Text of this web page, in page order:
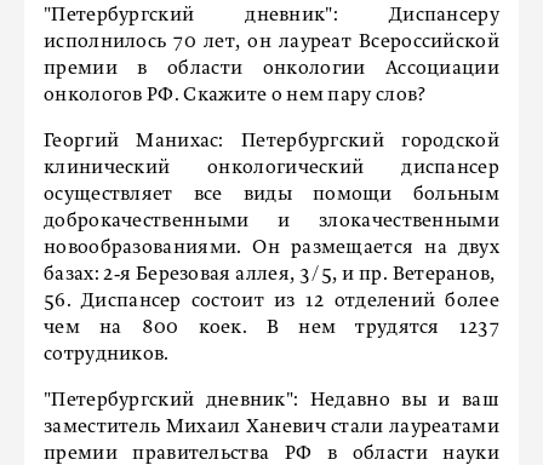
"Петербургский дневник": Диспансеру
исполнилось 70 лет, он лауреат Всероссийской
премии в области онкологии Ассоциации
онкологов РФ. Скажите о нем пару слов?
Георгий Манихас:
Петербургский городской
клинический онкологичес­кий диспансер
осуществляет все виды помощи больным
доброкачественными и злокачественными
новообразованиями. Он размещается на двух
базах: 2‑я Березовая аллея, 3 / 5, и пр. Ветеранов,
56. Диспансер состоит из 12 отделений более
чем на 800 коек. В нем трудятся 1237
сотрудников.
"Петербургский дневник": Недавно вы и ваш
заместитель Михаил Ханевич стали лауреатами
премии правительства РФ в области науки